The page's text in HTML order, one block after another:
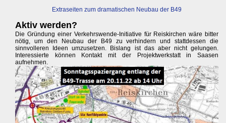
Extraseiten zum dramatischen Neubau der B49
Aktiv werden?
Die Gründung einer Verkehrswende-Initiative für Reiskirchen wäre bitter
nötig, um den Neubau der B49 zu verhindern und stattdessen die
sinnvolleren Ideen umzusetzen. Bislang ist das aber nicht gelungen.
Interessierte können Kontakt mit der Projektwerkstatt in Saasen
aufnehmen.